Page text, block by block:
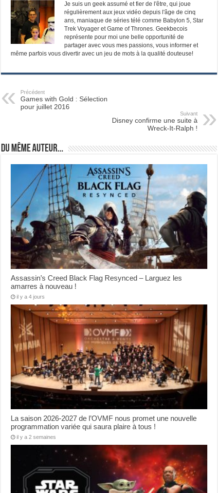
Je suis un geek assumé et fier de l'être, qui joue
régulièrement aux jeux vidéo depuis l'âge de cinq
ans, maniaque de séries télé comme Babylon 5, Star
Trek Voyager et Game of Thrones. Geekbecois
représente pour moi une belle opportunité de
partager avec vous mes passions, vous informer et
même parfois vous divertir avec un jeu de mots à la qualité douteuse!
Précédent
Games with Gold : Sélection
pour juillet 2016
Suivant
Disney confirme une suite à
Wreck-It-Ralph !
Du même auteur...
Assassin’s Creed Black Flag Resynced – Larguez les
amarres à nouveau !
il y a 4 jours
La saison 2026-2027 de l’OVMF nous promet une nouvelle
programmation variée qui saura plaire à tous !
il y a 2 semaines